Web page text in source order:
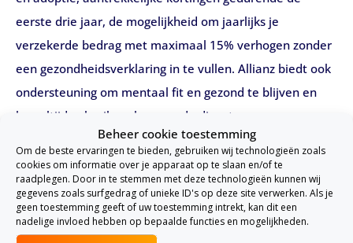
Beheer cookie toestemming
Om de beste ervaringen te bieden, gebruiken wij technologieën zoals
cookies om informatie over je apparaat op te slaan en/of te
raadplegen. Door in te stemmen met deze technologieën kunnen wij
gegevens zoals surfgedrag of unieke ID's op deze site verwerken. Als je
geen toestemming geeft of uw toestemming intrekt, kan dit een
nadelige invloed hebben op bepaalde functies en mogelijkheden.
eerste drie jaar, de mogelijkheid om jaarlijks je
verzekerde bedrag met maximaal 15% verhogen zonder
een gezondheidsverklaring in te vullen. Allianz biedt ook
ondersteuning om mentaal fit en gezond te blijven en
kan altijd gebruik maken van de diensten van
MentaVitalis. Tijdens het aanvraagproces krijg je gratis
voorlopige dekking bij een ongeval. Als je bij Allianz een
arbeidsongeschiktheidsverzekering afsluit, ben je niet
gebonden aan langlopende contracten en kun je elk
moment opzeggen of pauzeren als dat nodig is.